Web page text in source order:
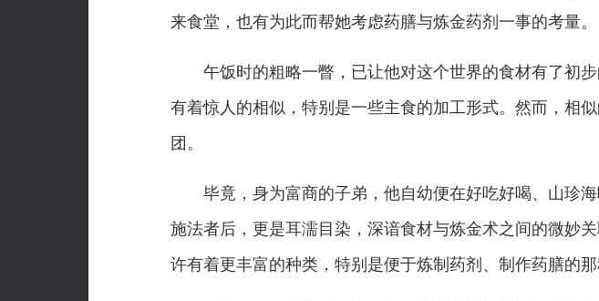
来食堂，也有为此而帮她考虑药膳与炼金药剂一事的考量。
午饭时的粗略一瞥，已让他对这个世界的食材有了初
有着惊人的相似，特别是一些主食的加工形式。然而，相
团。
毕竟，身为富商的子弟，他自幼便在好吃好喝、山珍海
施法者后，更是耳濡目染，深谙食材与炼金术之间的微妙
许有着更丰富的种类，特别是便于炼制药剂、制作药膳的那